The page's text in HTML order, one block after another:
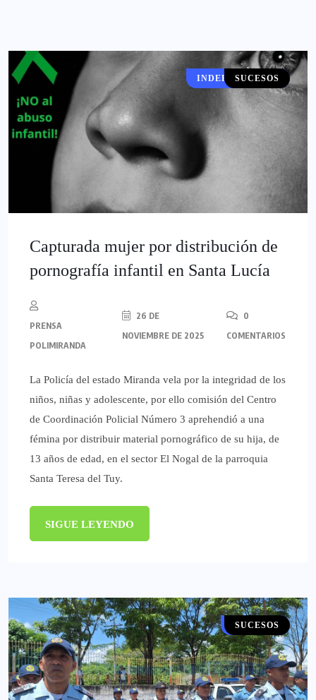
INDEPENDENCIA
SUCESOS
Capturada mujer por distribución de
pornografía infantil en Santa Lucía
PRENSA
POLIMIRANDA
26 DE
NOVIEMBRE DE 2025
0
COMENTARIOS
La Policía del estado Miranda vela por la integridad de los
niños, niñas y adolescente, por ello comisión del Centro
de Coordinación Policial Número 3 aprehendió a una
fémina por distribuir material pornográfico de su hija, de
13 años de edad, en el sector El Nogal de la parroquia
Santa Teresa del Tuy.
SIGUE LEYENDO
MIRANDA
SUCESOS